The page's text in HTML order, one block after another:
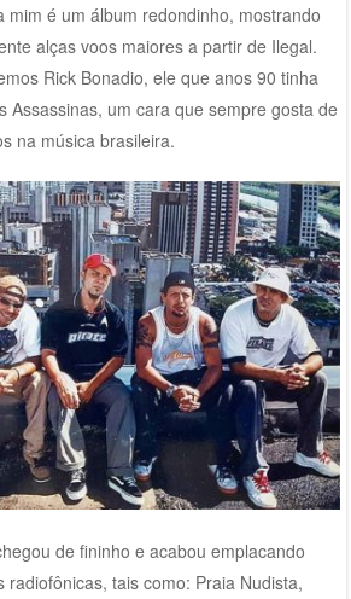
mim é um álbum redondinho, mostrando
alças voos maiores a partir de Ilegal.
Rick Bonadio, ele que anos 90 tinha
Assassinas, um cara que sempre gosta de
na música brasileira.
de fininho e acabou emplacando
radiofônicas, tais como: Praia Nudista,